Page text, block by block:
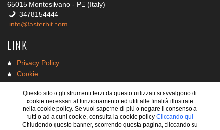
65015 Montesilvano - PE (Italy)
3478154444
info@fasterbit.com
LINK
Privacy Policy
Cookie
Lavora con noi
Diventa FB Point
Questo sito o gli strumenti terzi da questo utilizzati si avvalgono di
cookie necessari al funzionamento ed utili alle finalità illustrate
nella cookie policy. Se vuoi saperne di più o negare il consenso a
tutti o ad alcuni cookie, consulta la cookie policy Cliccando qui
Chiudendo questo banner, scorrendo questa pagina, cliccando su